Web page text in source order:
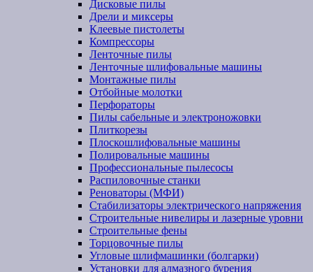
Дисковые пилы
Дрели и миксеры
Клеевые пистолеты
Компрессоры
Ленточные пилы
Ленточные шлифовальные машины
Монтажные пилы
Отбойные молотки
Перфораторы
Пилы сабельные и электроножовки
Плиткорезы
Плоскошлифовальные машины
Полировальные машины
Профессиональные пылесосы
Распиловочные станки
Реноваторы (МФИ)
Стабилизаторы электрического напряжения
Строительные нивелиры и лазерные уровни
Строительные фены
Торцовочные пилы
Угловые шлифмашинки (болгарки)
Установки для алмазного бурения